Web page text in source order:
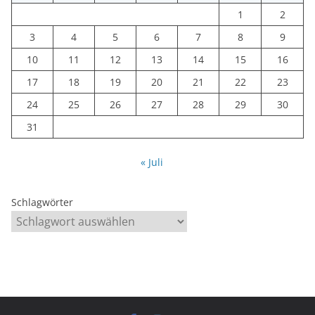
1
2
3
4 5 6 7 8
9
10
11 12 13 14 15
16
17
18 19 20 21 22
23
24
25 26 27 28 29
30
31
« Juli
Schlagwörter